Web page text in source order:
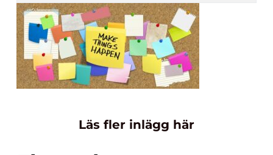
Läs fler inlägg här